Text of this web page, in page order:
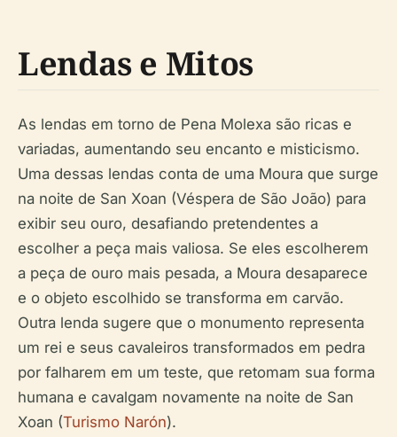
Lendas e Mitos
As lendas em torno de Pena Molexa são ricas e
variadas, aumentando seu encanto e misticismo.
Uma dessas lendas conta de uma Moura que surge
na noite de San Xoan (Véspera de São João) para
exibir seu ouro, desafiando pretendentes a
escolher a peça mais valiosa. Se eles escolherem
a peça de ouro mais pesada, a Moura desaparece
e o objeto escolhido se transforma em carvão.
Outra lenda sugere que o monumento representa
um rei e seus cavaleiros transformados em pedra
por falharem em um teste, que retomam sua forma
humana e cavalgam novamente na noite de San
Xoan (Turismo Narón).